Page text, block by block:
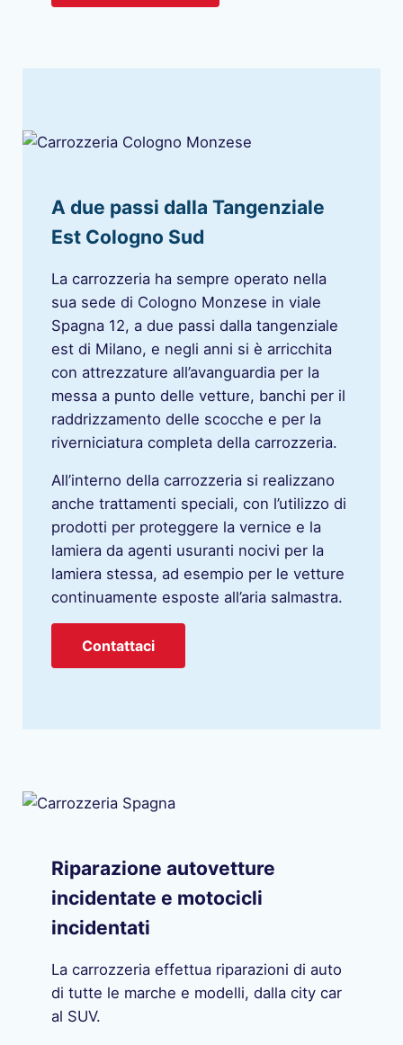
A due passi dalla Tangenziale
Est Cologno Sud
La carrozzeria ha sempre operato nella
sua sede di Cologno Monzese in viale
Spagna 12, a due passi dalla tangenziale
est di Milano, e negli anni si è arricchita
con attrezzature all’avanguardia per la
messa a punto delle vetture, banchi per il
raddrizzamento delle scocche e per la
riverniciatura completa della carrozzeria.
All’interno della carrozzeria si realizzano
anche trattamenti speciali, con l’utilizzo di
prodotti per proteggere la vernice e la
lamiera da agenti usuranti nocivi per la
lamiera stessa, ad esempio per le vetture
continuamente esposte all’aria salmastra.
Contattaci
Riparazione autovetture
incidentate e motocicli
incidentati
La carrozzeria effettua riparazioni di auto
di tutte le marche e modelli, dalla city car
al SUV.